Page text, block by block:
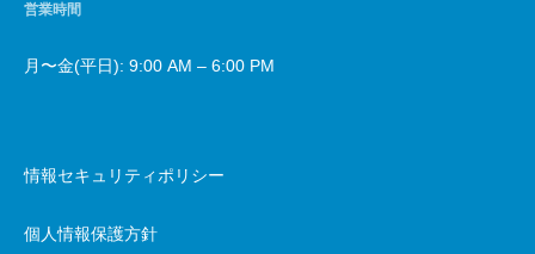
営業時間
月〜金(平日): 9:00 AM – 6:00 PM
情報セキュリティポリシー
個人情報保護方針